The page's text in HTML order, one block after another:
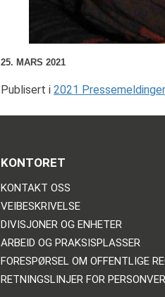
25. MARS 2021
Publisert i 2021 Pressemeldinger
KONTORET
KONTAKT OSS
VEIBESKRIVELSE
DIVISJONER OG ENHETER
ARBEID OG PRAKSISPLASSER
FORESPØRSEL OM OFFENTLIGE
RETNINGSLINJER FOR